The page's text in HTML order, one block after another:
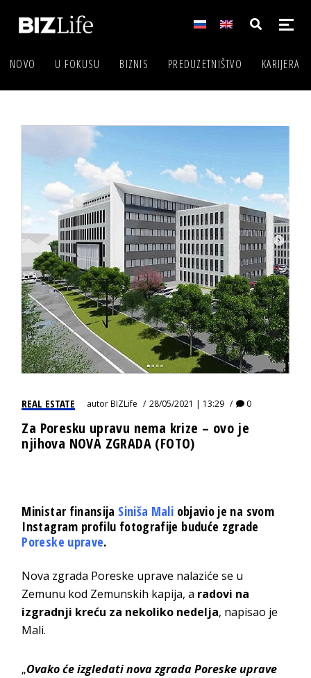
NOVO U FOKUSU BIZNIS PREDUZETNIŠTVO KARIJERA
REAL ESTATE autorBIZLife 28/05/2021 | 13:29 0
Za Poresku upravu nema krize – ovo je
njihova NOVA ZGRADA (FOTO)
Ministar finansija Siniša Mali objavio je na svom
Instagram profilu fotografije buduće zgrade
Poreske uprave.
Nova zgrada Poreske uprave nalaziće se u
Zemunu kod Zemunskih kapija, a radovi na
izgradnji kreću za nekoliko nedelja, napisao je
Mali.
„Ovako će izgledati nova zgrada Poreske uprave